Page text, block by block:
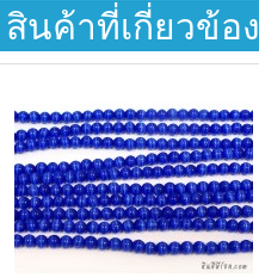
สินค้าที่เกี่ยวข้อง